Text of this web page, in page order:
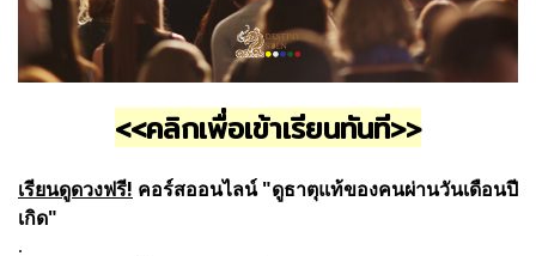
<<คลิกเพื่อเข้าเรียนทันที>>
เรียนดูดวงฟรี! คอร์สออนไลน์ "ดูธาตุแท้ของคนผ่านวันเดือนปี
เกิด"
.